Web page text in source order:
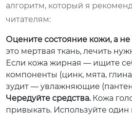
алгоритм, который я
читателям:
Оцените состояние кожи, а не
это мертвая ткань, лечить
Если кожа жирная — ищите
компоненты (цинк, мята,
зудит — увлажняющие
Чередуйте средства.Кожа
привыкать. Используйте